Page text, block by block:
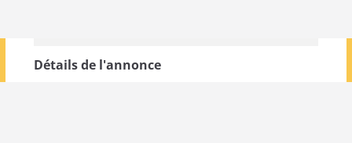
Détails de l'annonce